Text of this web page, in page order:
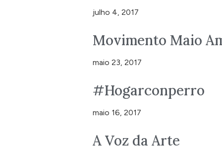
julho 4, 2017
Movimento Maio
maio 23, 2017
#Hogarconperro
maio 16, 2017
A Voz da Arte